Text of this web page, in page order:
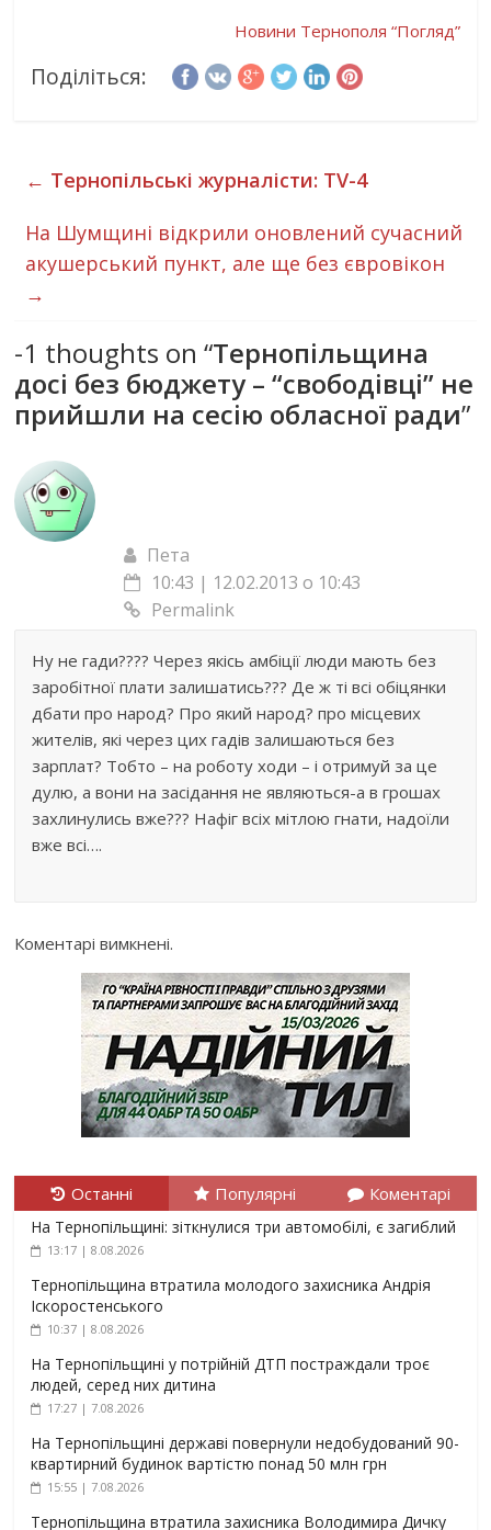
Новини Тернополя “Погляд”
Поділіться:
← Тернопільські журналісти: TV-4
На Шумщині відкрили оновлений сучасний
акушерський пункт, але ще без євровікон
→
-1 thoughts on “Тернопільщина
досі без бюджету – “свободівці” не
прийшли на сесію обласної ради”
Пета
10:43 | 12.02.2013 о 10:43
Permalink
Ну не гади???? Через якісь амбіції люди мають без
заробітної плати залишатись??? Де ж ті всі обіцянки
дбати про народ? Про який народ? про місцевих
жителів, які через цих гадів залишаються без
зарплат? Тобто – на роботу ходи – і отримуй за це
дулю, а вони на засідання не являються-а в грошах
захлинулись вже??? Нафіг всіх мітлою гнати, надоїли
вже всі….
Коментарі вимкнені.
Останні Популярні Коментарі
На Тернопільщині: зіткнулися три автомобілі, є загиблий
13:17 | 8.08.2026
Тернопільщина втратила молодого захисника Андрія
Іскоростенського
10:37 | 8.08.2026
На Тернопільщині у потрійній ДТП постраждали троє
людей, серед них дитина
17:27 | 7.08.2026
На Тернопільщині державі повернули недобудований 90-
квартирний будинок вартістю понад 50 млн грн
15:55 | 7.08.2026
Тернопільщина втратила захисника Володимира Дичку